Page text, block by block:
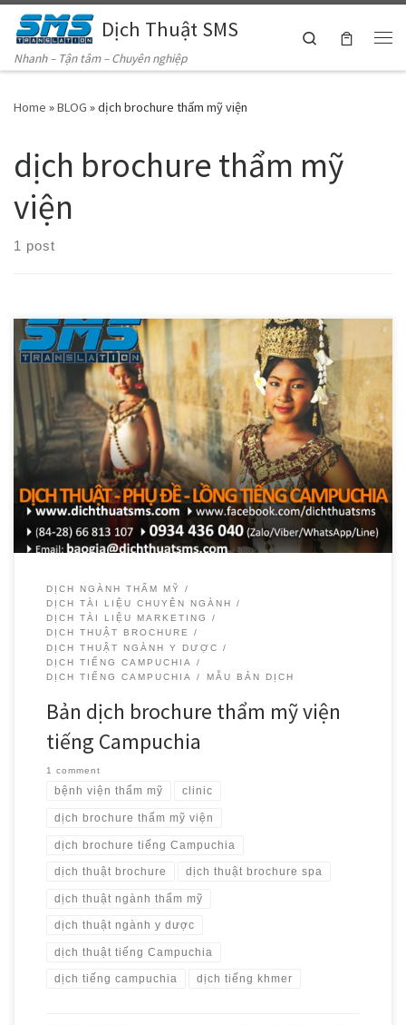
Skip to contentDịch Thuật SMS
Nhanh – Tận tâm – Chuyên nghiệp
Search
Home »BLOG »dịch brochure thẩm mỹ viện
dịch brochure thẩm mỹ
viện
1 post
Xin giới thiệu mẫu bản dịch brochure thẩm mỹ viện tiếng
Campuchia do Dịch Thuật SMS dịch thuật cho một thẩm mỹ viện tại
TP.HCM. Hiện nay, các dịch vụ chăm sóc sức khỏe và sắc đẹp ngày
càng nở rộ tại chuyên khoa thẩm mỹ của các bệnh viên, […]
DỊCH NGÀNH THẨM MỸ
DỊCH TÀI LIỆU CHUYÊN NGÀNH
DỊCH TÀI LIỆU MARKETING
DỊCH THUẬT BROCHURE
DỊCH THUẬT NGÀNH Y DƯỢC
DỊCH TIẾNG CAMPUCHIA
DỊCH TIẾNG CAMPUCHIA
MẪU BẢN DỊCH
Bản dịch brochure thẩm mỹ viện
tiếng Campuchia
1 comment
bệnh viện thẩm mỹ clinic
dịch brochure thẩm mỹ viện
dịch brochure tiếng Campuchia
dịch thuật brochure dịch thuật brochure spa
dịch thuật ngành thẩm mỹ
dịch thuật ngành y dược
dịch thuật tiếng Campuchia
dịch tiếng campuchia dịch tiếng khmer